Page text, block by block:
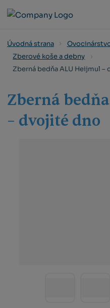
Úvodná strana
Zberové koše a debny
Zberná bedňa ALU Heijmul –
Zberná
– dvojité dno